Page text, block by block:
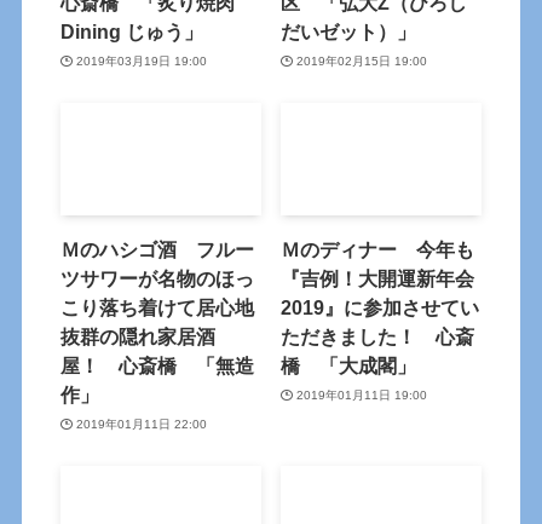
Dining じゅう」
2019年03月19日 19:00
だいゼット）」
2019年02月15日 19:00
Ｍのハシゴ酒 フルー
ツサワーが名物のほっ
こり落ち着けて居心地
抜群の隠れ家居酒
屋！ 心斎橋 「無造
作」
2019年01月11日 22:00
Ｍのディナー 今年も
『吉例！大開運新年会
2019』に参加させてい
ただきました！ 心斎
橋 「大成閣」
2019年01月11日 19:00